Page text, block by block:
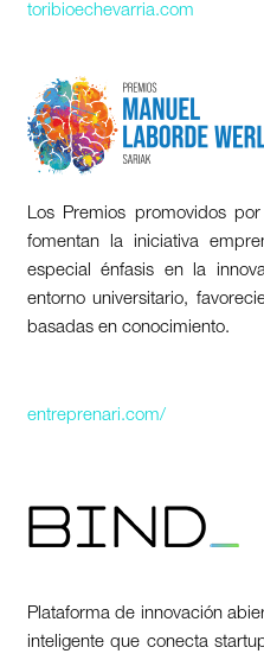
toribioechevarria.com
Los Premios promovidos
fomentan la iniciativa
especial énfasis en la
entorno universitario,
basadas en conocimiento.
entreprenari.com/
Plataforma de innovación
inteligente que conecta